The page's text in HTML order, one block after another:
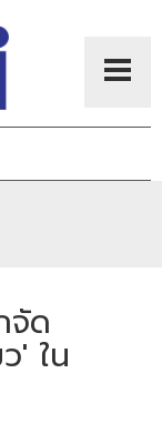
จัด
' ใน